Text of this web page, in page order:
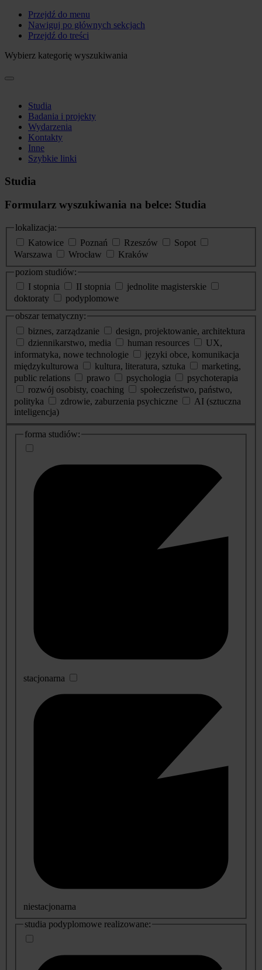
Przejdź do menu
Nawiguj po głównych sekcjach
Przejdź do treści
Wybierz kategorię wyszukiwania
Studia
Badania i projekty
Wydarzenia
Kontakty
Inne
Szybkie linki
Studia
Formularz wyszukiwania na belce: Studia
lokalizacja:
Katowice
Poznań Rzeszów
Sopot
Warszawa
Wrocław
Kraków
poziom studiów:
I stopnia
II stopnia
jednolite magisterskie
doktoraty
podyplomowe
obszar tematyczny:
biznes, zarządzanie
design, projektowanie, architektura
dziennikarstwo, media
human resources
UX,
informatyka, nowe technologie
języki obce, komunikacja
międzykulturowa
kultura, literatura, sztuka
marketing,
public relations
prawo psychologia
psychoterapia
rozwój osobisty, coaching
społeczeństwo, państwo,
polityka
zdrowie, zaburzenia psychiczne
AI (sztuczna
inteligencja)
dodatkowe
informacje
forma studiów:
stacjonarna
niestacjonarna
studia podyplomowe realizowane: